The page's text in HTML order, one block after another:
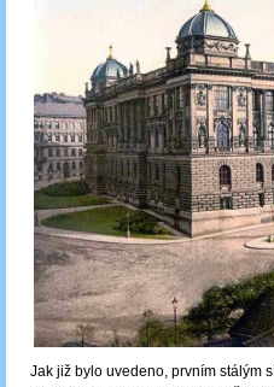
Jak již bylo uvedeno, prvním stálým